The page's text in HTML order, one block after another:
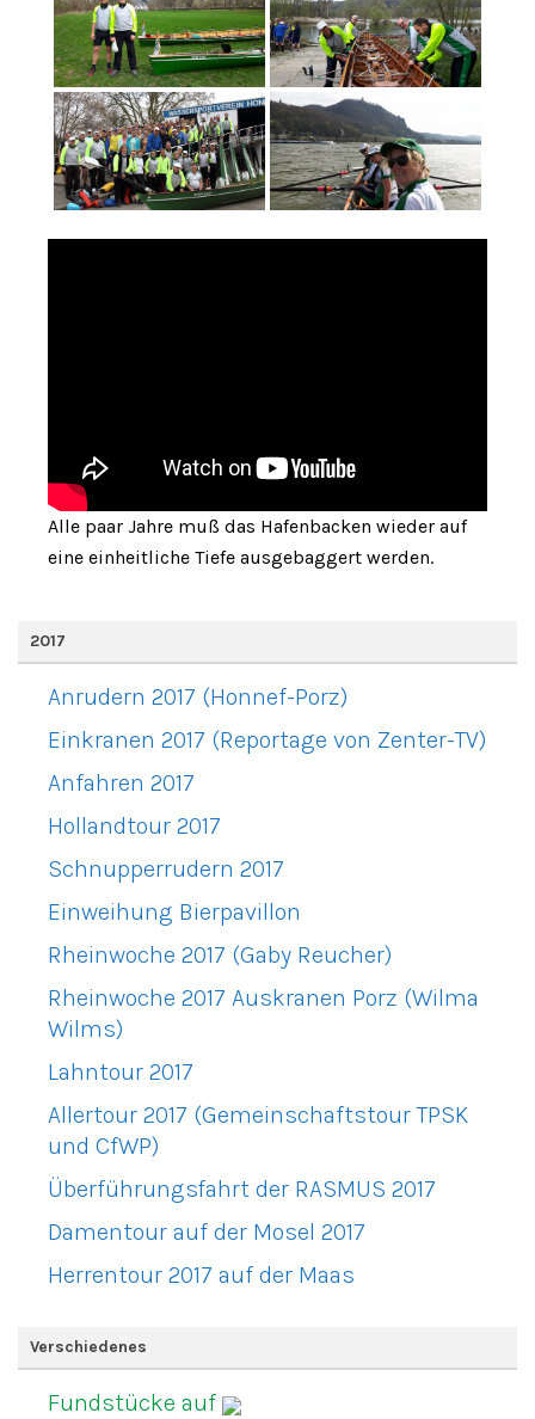
Alle paar Jahre muß das Hafenbacken wieder auf
eine einheitliche Tiefe ausgebaggert werden.
2017
Anrudern 2017 (Honnef-Porz)
Einkranen 2017 (Reportage von Zenter-TV)
Anfahren 2017
Hollandtour 2017
Schnupperrudern 2017
Einweihung Bierpavillon
Rheinwoche 2017 (Gaby Reucher)
Rheinwoche 2017 Auskranen Porz (Wilma
Wilms)
Lahntour 2017
Allertour 2017 (Gemeinschaftstour TPSK
und CfWP)
Überführungsfahrt der RASMUS 2017
Damentour auf der Mosel 2017
Herrentour 2017 auf der Maas
Verschiedenes
Fundstücke auf